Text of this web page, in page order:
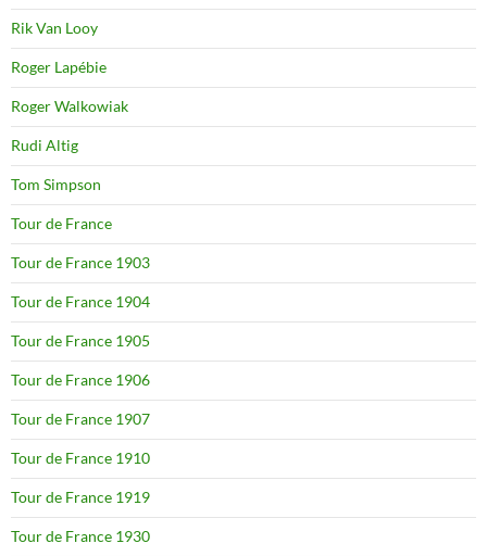
Rik Van Looy
Roger Lapébie
Roger Walkowiak
Rudi Altig
Tom Simpson
Tour de France
Tour de France 1903
Tour de France 1904
Tour de France 1905
Tour de France 1906
Tour de France 1907
Tour de France 1910
Tour de France 1919
Tour de France 1930